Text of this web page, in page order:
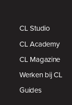
CL Studio
CL Academy
CL Magazine
Werken bij CL
Guides